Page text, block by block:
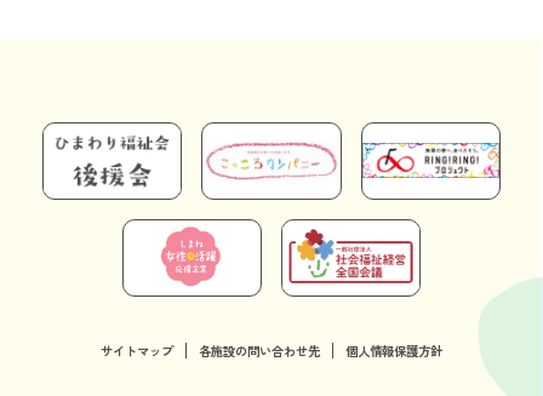
サイトマップ 各施設の問い合わせ先 個人情報保護方針